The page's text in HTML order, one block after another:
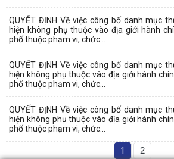
QUYẾT ĐỊNH Về việc công bố danh mục
hiện không phụ thuộc vào địa giới hành
phố thuộc phạm vi, chức...
QUYẾT ĐỊNH Về việc công bố danh mục
hiện không phụ thuộc vào địa giới hành
phố thuộc phạm vi, chức...
QUYẾT ĐỊNH Về việc công bố danh mục
hiện không phụ thuộc vào địa giới hành
phố thuộc phạm vi, chức...
1 2